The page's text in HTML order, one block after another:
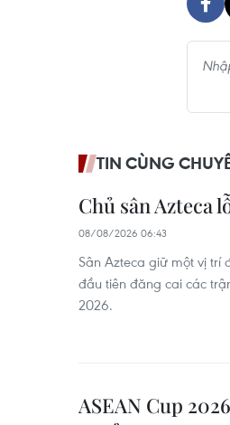
TIN CÙNG
Chủ sân Azteca
08/08/2026 06:43
Sân Azteca giữ một vị trí
đầu tiên đăng cai các
2026.
ASEAN Cup